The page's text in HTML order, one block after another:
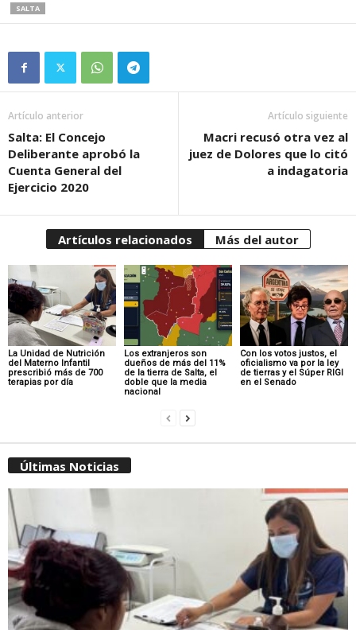
SALTA
Artículo anterior
Salta: El Concejo
Deliberante aprobó la
Cuenta General del
Ejercicio 2020
Artículo siguiente
Macri recusó otra vez al
juez de Dolores que lo citó
a indagatoria
Artículos relacionados Más del autor
La Unidad de Nutrición
del Materno Infantil
prescribió más de 700
terapias por día
Los extranjeros son
dueños de más del 11%
de la tierra de Salta, el
doble que la media
nacional
Con los votos justos, el
oficialismo va por la ley
de tierras y el Súper RIGI
en el Senado
Últimas Noticias